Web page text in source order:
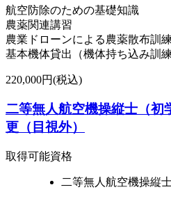
航空防除のための基礎知識
農薬関連講習
農業ドローンによる農薬散布訓練
基本機体貸出（機体持ち込み訓練
220,000円(税込)
二等無人航空機操縦士（初
更（目視外）
取得可能資格
二等無人航空機操縦